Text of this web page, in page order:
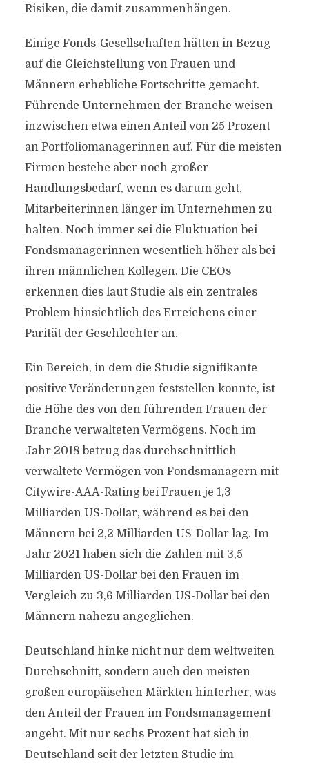
Risiken, die damit zusammenhängen.
Einige Fonds-Gesellschaften hätten in Bezug
auf die Gleichstellung von Frauen und
Männern erhebliche Fortschritte gemacht.
Führende Unternehmen der Branche weisen
inzwischen etwa einen Anteil von 25 Prozent
an Portfoliomanagerinnen auf. Für die meisten
Firmen bestehe aber noch großer
Handlungsbedarf, wenn es darum geht,
Mitarbeiterinnen länger im Unternehmen zu
halten. Noch immer sei die Fluktuation bei
Fondsmanagerinnen wesentlich höher als bei
ihren männlichen Kollegen. Die CEOs
erkennen dies laut Studie als ein zentrales
Problem hinsichtlich des Erreichens einer
Parität der Geschlechter an.
Ein Bereich, in dem die Studie signifikante
positive Veränderungen feststellen konnte, ist
die Höhe des von den führenden Frauen der
Branche verwalteten Vermögens. Noch im
Jahr 2018 betrug das durchschnittlich
verwaltete Vermögen von Fondsmanagern mit
Citywire-AAA-Rating bei Frauen je 1,3
Milliarden US-Dollar, während es bei den
Männern bei 2,2 Milliarden US-Dollar lag. Im
Jahr 2021 haben sich die Zahlen mit 3,5
Milliarden US-Dollar bei den Frauen im
Vergleich zu 3,6 Milliarden US-Dollar bei den
Männern nahezu angeglichen.
Deutschland hinke nicht nur dem weltweiten
Durchschnitt, sondern auch den meisten
großen europäischen Märkten hinterher, was
den Anteil der Frauen im Fondsmanagement
angeht. Mit nur sechs Prozent hat sich in
Deutschland seit der letzten Studie im